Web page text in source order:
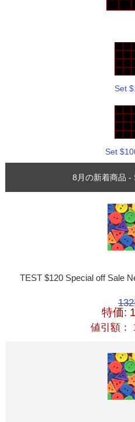
Set
Set
8月の新着商品 -
TEST $120 Special off Sale
特価:
値引額：